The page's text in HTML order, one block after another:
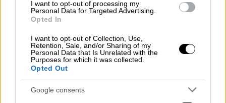
I want to opt-out of processing my
Personal Data for Targeted Advertising.
Opted In
I want to opt-out of Collection, Use,
Retention, Sale, and/or Sharing of my
Personal Data that Is Unrelated with the
Purposes for which it was collected.
Opted Out
Google consents
Οι ουρανοί αρχίζουν να σκοτεινιάζουν ακόμη
και σε περιοχές τόσο μακρινές όσο η Νέα
Ζηλανδία και η Δανία.